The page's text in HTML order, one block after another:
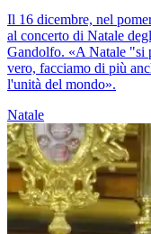
Il 16 dicembre, nel
al concerto di Natale
Gandolfo. «A Natale "si
vero, facciamo di più
l'unità del mondo».
Natale